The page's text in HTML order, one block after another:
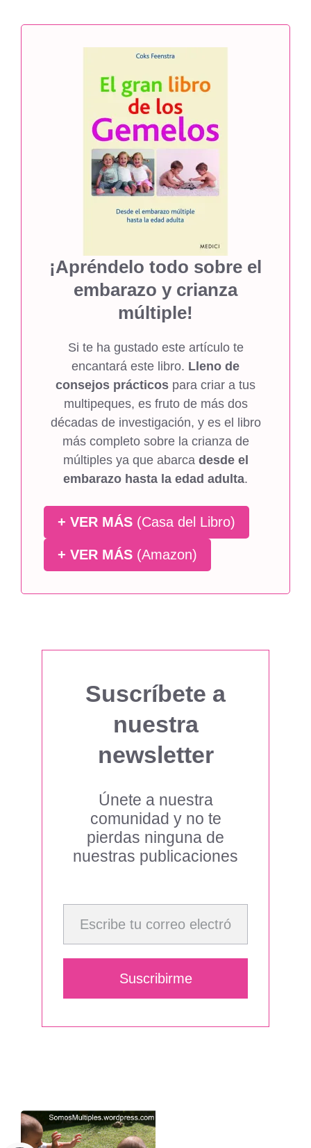
¡Apréndelo todo sobre el
embarazo y crianza
múltiple!
Si te ha gustado este artículo te
encantará este libro. Lleno de
consejos prácticos para criar a tus
multipeques, es fruto de más dos
décadas de investigación, y es el libro
más completo sobre la crianza de
múltiples ya que abarca desde el
embarazo hasta la edad adulta.
+ VER MÁS (Casa del Libro)
+ VER MÁS (Amazon)
Suscríbete a
nuestra
newsletter
Únete a nuestra
comunidad y no te
pierdas ninguna de
nuestras publicaciones
Escribe tu correo electrónico…
Suscribirme